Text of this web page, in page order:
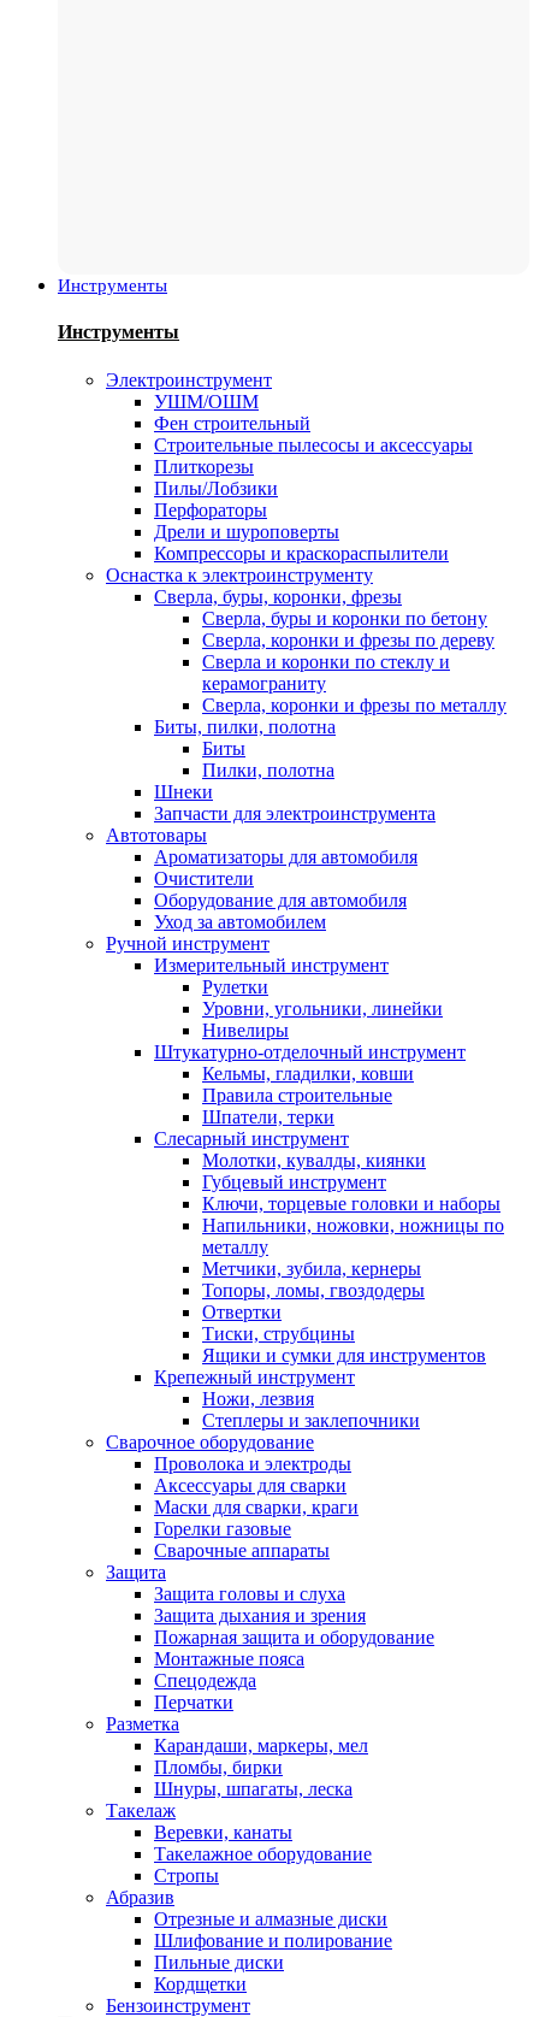
Инструменты
Инструменты
Электроинструмент
УШМ/ОШМ
Фен строительный
Строительные пылесосы и аксессуары
Плиткорезы
Пилы/Лобзики
Перфораторы
Дрели и шуроповерты
Компрессоры и краскораспылители
Оснастка к электроинструменту
Сверла, буры, коронки, фрезы
Сверла, буры и коронки по бетону
Сверла, коронки и фрезы по дереву
Сверла и коронки по стеклу и
керамограниту
Сверла, коронки и фрезы по металлу
Биты, пилки, полотна
Биты
Пилки, полотна
Шнеки
Запчасти для электроинструмента
Автотовары
Ароматизаторы для автомобиля
Очистители
Оборудование для автомобиля
Уход за автомобилем
Ручной инструмент
Измерительный инструмент
Рулетки
Уровни, угольники, линейки
Нивелиры
Штукатурно-отделочный инструмент
Кельмы, гладилки, ковши
Правила строительные
Шпатели, терки
Слесарный инструмент
Молотки, кувалды, киянки
Губцевый инструмент
Ключи, торцевые головки и наборы
Напильники, ножовки, ножницы по
металлу
Метчики, зубила, кернеры
Топоры, ломы, гвоздодеры
Отвертки
Тиски, струбцины
Ящики и сумки для инструментов
Крепежный инструмент
Ножи, лезвия
Степлеры и заклепочники
Сварочное оборудование
Проволока и электроды
Аксессуары для сварки
Маски для сварки, краги
Горелки газовые
Сварочные аппараты
Защита
Защита головы и слуха
Защита дыхания и зрения
Пожарная защита и оборудование
Монтажные пояса
Спецодежда
Перчатки
Разметка
Карандаши, маркеры, мел
Пломбы, бирки
Шнуры, шпагаты, леска
Такелаж
Веревки, канаты
Такелажное оборудование
Стропы
Абразив
Отрезные и алмазные диски
Шлифование и полирование
Пильные диски
Кордщетки
Бензоинструмент